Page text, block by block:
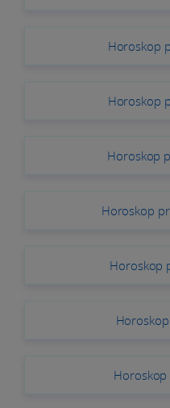
Horoskop
Horoskop
Horoskop
Horoskop
Horoskop